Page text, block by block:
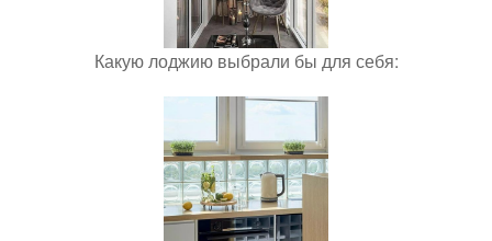
Какую лоджию выбрали бы для себя: